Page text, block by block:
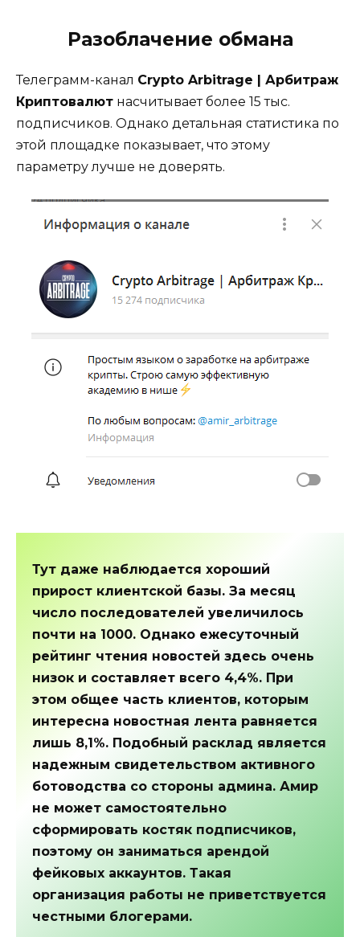
Разоблачение обмана
Телеграмм-канал Crypto Arbitrage | Арбитраж
Криптовалют насчитывает более 15 тыс.
подписчиков. Однако детальная статистика по
этой площадке показывает, что этому
параметру лучше не доверять.
Тут даже наблюдается хороший
прирост клиентской базы. За месяц
число последователей увеличилось
почти на 1000. Однако ежесуточный
рейтинг чтения новостей здесь очень
низок и составляет всего 4,4%. При
этом общее часть клиентов, которым
интересна новостная лента равняется
лишь 8,1%. Подобный расклад является
надежным свидетельством активного
ботоводства со стороны админа. Амир
не может самостоятельно
сформировать костяк подписчиков,
поэтому он заниматься арендой
фейковых аккаунтов. Такая
организация работы не приветствуется
честными блогерами.